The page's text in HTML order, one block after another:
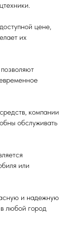
цене,
их
компании
обслуживать
или
и надежную
любой город